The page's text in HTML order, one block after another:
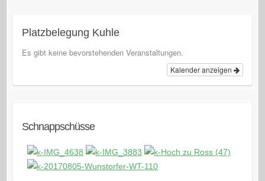
Platzbelegung Kuhle
Es gibt keine bevorstehenden Veranstaltungen.
Kalender anzeigen
Schnappschüsse